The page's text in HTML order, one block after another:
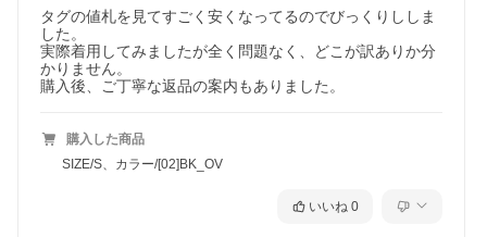
タグの値札を見てすごく安くなってるのでびっくりししま
した。
実際着用してみましたが全く問題なく、どこが訳ありか分
かりません。
購入後、ご丁寧な返品の案内もありました。
購入した商品
SIZE/S、カラー/[02]BK_OV
いいね 0